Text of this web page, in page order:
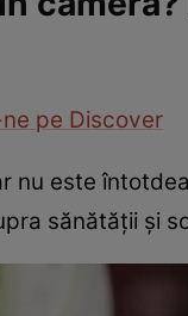
pe Discover
este
sănătății și